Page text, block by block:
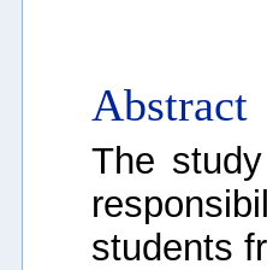
Abstract
The
students